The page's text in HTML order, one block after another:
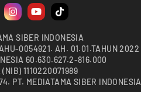
SIBER INDONESIA
0054921. AH. 01.01.TAHUN 2022
60.630.627.2-816.000
1110220071989
PT. MEDIATAMA SIBER INDONESIA